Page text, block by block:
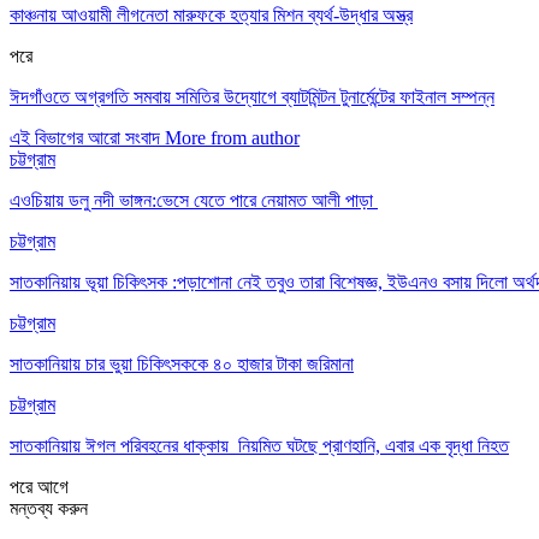
কাঞ্চনায় আওয়ামী লীগনেতা মারুফকে হত্যার মিশন ব্যর্থ-উদ্ধার অস্ত্র
পরে
ঈদগাঁওতে অগ্রগতি সমবায় সমিতির উদ্যোগে ব্যাটমিন্টন টুনার্মেন্টের ফাইনাল সম্পন্ন
এই বিভাগের আরো সংবাদ More from author
চট্টগ্রাম
এওচিয়ায় ডলু নদী ভাঙ্গন:ভেসে যেতে পারে নেয়ামত আলী পাড়া
চট্টগ্রাম
সাতকানিয়ায় ভূয়া চিকিৎসক :পড়াশোনা নেই তবুও তারা বিশেষজ্ঞ, ইউএনও বসায় দিলো
চট্টগ্রাম
সাতকানিয়ায় চার ভুয়া চিকিৎসককে ৪০ হাজার টাকা জরিমানা
চট্টগ্রাম
সাতকানিয়ায় ঈগল পরিবহনের ধাক্কায় নিয়মিত ঘটছে প্রাণহানি, এবার এক বৃদ্ধা নিহত
পরেআগে
মন্তব্য করুন